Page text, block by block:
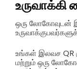
உருவாக்கி
ஒரு லோகோவுடன்
உங்கள் இலவச QR
மற்றும் ஒரு